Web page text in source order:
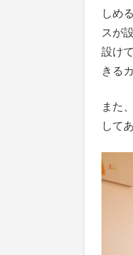
しめ
スが
設け
きる
また
して